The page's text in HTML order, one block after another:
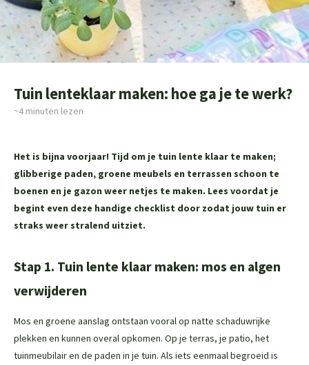
Tuin lenteklaar maken: hoe ga je te werk?
~4 minuten lezen
Het is bijna voorjaar! Tijd om je tuin lente klaar te maken;
glibberige paden, groene meubels en terrassen schoon te
boenen en je gazon weer netjes te maken. Lees voordat je
begint even deze handige checklist door zodat jouw tuin er
straks weer stralend uitziet.
Stap 1. Tuin lente klaar maken: mos en algen
verwijderen
Mos en groene aanslag ontstaan vooral op natte schaduwrijke
plekken en kunnen overal opkomen. Op je terras, je patio, het
tuinmeubilair en de paden in je tuin. Als iets eenmaal begroeid is